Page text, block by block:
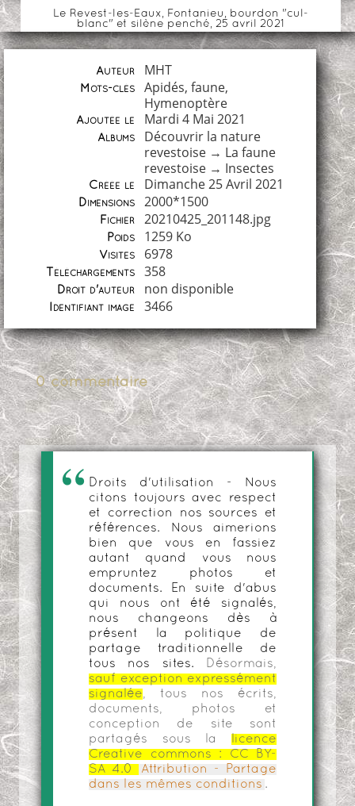
Le Revest-les-Eaux, Fontanieu, bourdon "cul-
blanc" et silène penché, 25 avril 2021
Auteur MHT
Mots-clés Apidés, faune,
Hymenoptère
Ajoutée le Mardi 4 Mai 2021
Albums
Découvrir la nature
revestoise→ La faune
revestoise→ Insectes
Créée le Dimanche 25 Avril 2021
Dimensions 2000*1500
Fichier 20210425_201148.jpg
Poids 1259 Ko
Visites 6978
Téléchargements 358
Droit d'auteur non disponible
Identifiant image 3466
0 commentaire
Droits d'utilisation - Nous
citons toujours avec respect
et correction nos sources et
références. Nous aimerions
bien que vous en fassiez
autant quand vous nous
empruntez photos et
documents. En suite d'abus
qui nous ont été signalés,
nous changeons dès à
présent la politique de
partage traditionnelle de
tous nos sites.
Désormais,
sauf exception expressément
signalée, tous nos écrits,
documents, photos et
conception de site sont
partagés sous la
licence
Creative commons :
CC BY-
SA 4.0
Attribution - Partage
dans les mêmes conditions .